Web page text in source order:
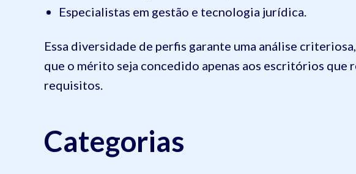
Especialistas em gestão e tecnologia jurídica.
Essa diversidade de perfis garante uma análise
que o mérito seja concedido apenas aos escritórios que
requisitos.
Categorias